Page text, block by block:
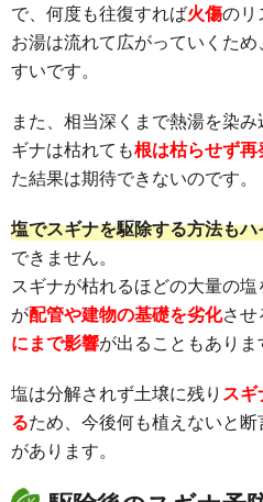
で、何度も往復すれば火傷のリ
お湯は流れて広がっていくた
すいです。
また、相当深くまで熱湯を染
ギナは枯れても根は枯らせず再
た結果は期待できないのです。
塩でスギナを駆除する方法も
できません。
スギナが枯れるほどの大量の
が配管や建物の基礎を劣化させ
にまで影響が出ることもありま
塩は分解されず土壌に残り ス
るため、今後何も植えないと
があります。